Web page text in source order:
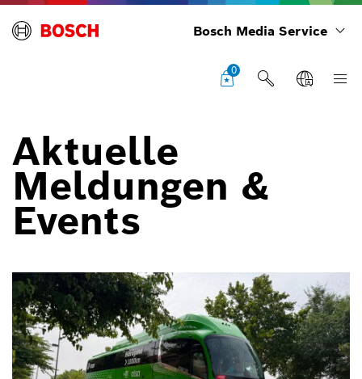
Bosch Media Service
0
Aktuelle
Meldungen &
Events